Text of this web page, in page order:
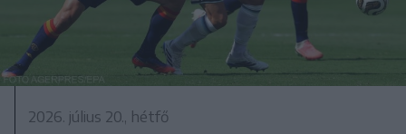
2026. július 20., hétfő